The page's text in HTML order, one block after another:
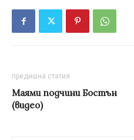
предишна статия
Маями подчини Бостън
(видео)